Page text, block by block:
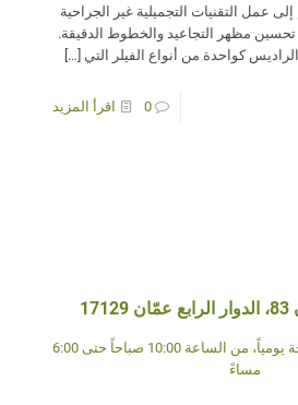
عمل التقنيات التجميلية غير الجراحية
مظهر التجاعيد والخطوط الدقيقة.
كواحدة من أنواع الفيلر التي […]
0 اقرأ المزيد
خدمة العملاء لدينا مفتوحة يومياً، من الساعة 10:00 صباحاً حتى 6:00
مساءً